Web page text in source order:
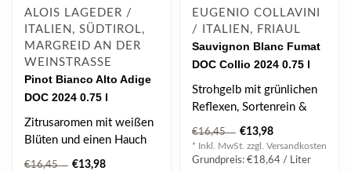
ALOIS LAGEDER /
ITALIEN, SÜDTIROL,
MARGREID AN DER
WEINSTRASSE
Pinot Bianco Alto Adige
DOC 2024 0.75 l
Zitrusaromen mit weißen
Blüten und einen Hauch
von grünem Apfel...
€16,45 €13,98
EUGENIO COLLAVINI
/ ITALIEN, FRIAUL
Sauvignon Blanc Fumat
DOC Collio 2024 0.75 l
Strohgelb mit grünlichen
Reflexen, Sortenrein &
mineralisch, aber nicht
süßli..
€16,45 €13,98
* Inkl. MwSt. zzgl. Versandkosten
Grundpreis: €18,64 / Liter